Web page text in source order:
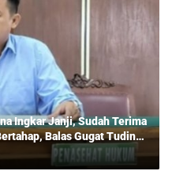
Ingkar Janji, Sudah Terima
Balas Gugat Tuding